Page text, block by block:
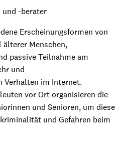
und -berater
Erscheinungsformen von
Menschen,
passive Teilnahme am
und
Verhalten im Internet.
vor Ort organisieren die
und Senioren, um diese
und Gefahren beim